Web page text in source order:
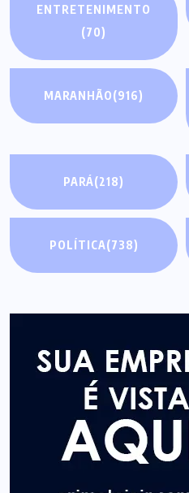
ENTRETENIMENTO
(70)
MARANHÃO(916)
PARÁ(218)
POLÍTICA(738)